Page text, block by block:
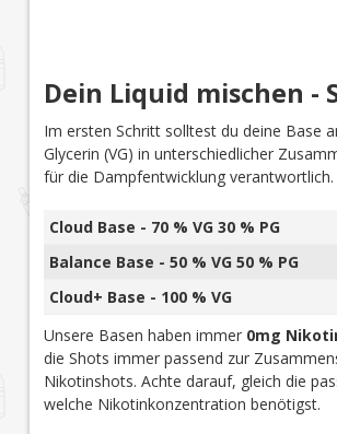
Dein Liquid mischen -
Im ersten Schritt solltest du deine Base
Glycerin (VG) in unterschiedlicher
für die Dampfentwicklung verantwortlich.
Cloud Base - 70 % VG 30 % PG
Balance Base - 50 % VG 50 % PG
Cloud+ Base - 100 % VG
Unsere Basen haben immer 0mg
die Shots immer passend zur
Nikotinshots. Achte darauf, gleich die
welche Nikotinkonzentration benötigst.